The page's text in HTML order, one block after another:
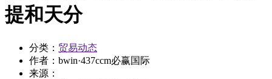
提和天分
分类： 贸易动态
作者： bwin·437ccm必赢国际
来源：